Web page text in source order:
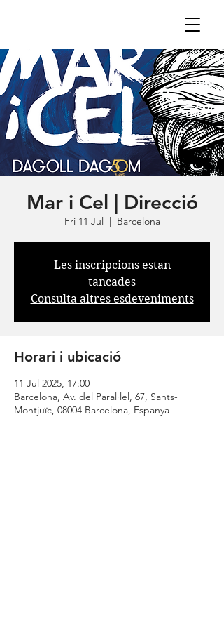
Mar i Cel | Direcció
Fri 11 Jul
  |
Barcelona
Les inscripcions estan
tancades
Consulta altres esdeveniments
Horari i ubicació
11 Jul 2025, 17:00
Barcelona, Av. del Paral·lel, 67, Sants-
Montjuïc, 08004 Barcelona, Espanya